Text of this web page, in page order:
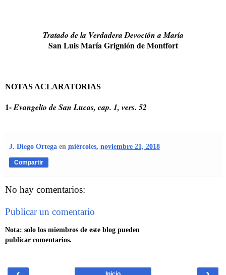
Tratado de la Verdadera Devoción a María
San Luis María Grignión de Montfort
NOTAS ACLARATORIAS
1-Evangelio de San Lucas, cap. 1, vers. 52
J. Diego Ortega en miércoles, noviembre 21, 2018
Compartir
No hay comentarios:
Publicar un comentario
Nota: solo los miembros de este blog pueden
publicar comentarios.